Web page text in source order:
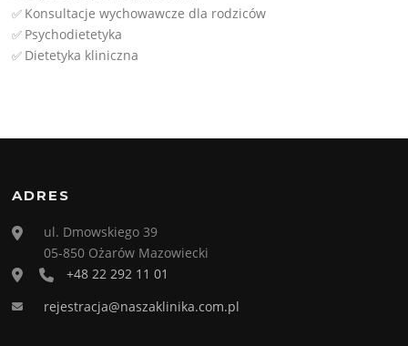
✅ Konsultacje wychowawcze dla rodziców
✅ Psychodietetyka
✅ Dietetyka kliniczna
ADRES
ul. Dmowskiego 39
05-850 Ożarów Mazowiecki
+48 22 292 11 01
rejestracja@naszaklinika.com.pl